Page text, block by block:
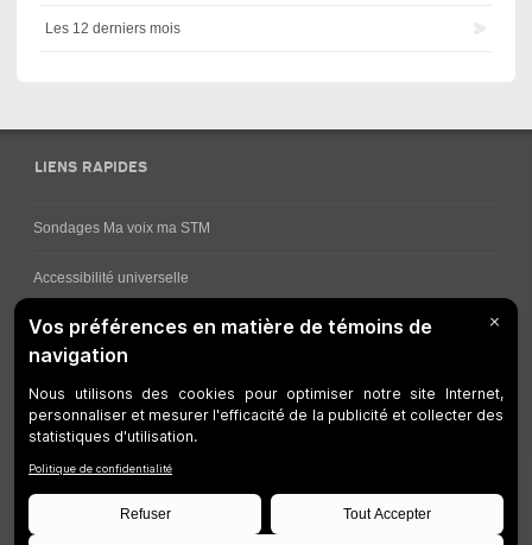
Les 12 derniers mois
LIENS RAPIDES
Sondages Ma voix ma STM
Accessibilité universelle
Comment obtenir vos horaires de bus
Travaux en cours
Gestion des témoins
Accessibilité Web
Plan du site